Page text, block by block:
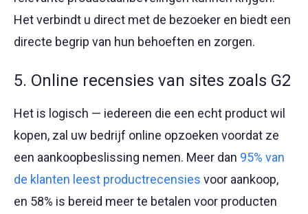
Het verbindt u direct met de bezoeker en biedt een
directe begrip van hun behoeften en zorgen.
5. Online recensies van sites zoals G2
Het is logisch — iedereen die een echt product wil
kopen, zal uw bedrijf online opzoeken voordat ze
een aankoopbeslissing nemen. Meer dan 95% van
de klanten leest productrecensies voor aankoop,
en 58% is bereid meer te betalen voor producten